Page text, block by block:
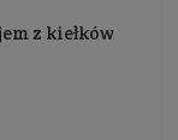
z kiełków